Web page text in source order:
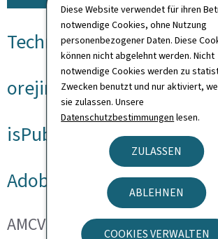
Diese Website verwendet für ihren
notwendige Cookies, ohne Nutzung
personenbezogener Daten. Diese
können nicht abgelehnt werden. Nicht
notwendige Cookies werden zu
Zwecken benutzt und nur aktiviert,
sie zulassen. Unsere
Datenschutzbestimmungen lesen.
ZULASSEN
ABLEHNEN
COOKIES VERWALTEN
Technische Cookies
orejime
isPublicWebsite
Adobe Analytics
AMCVS_###@AdobeOrg